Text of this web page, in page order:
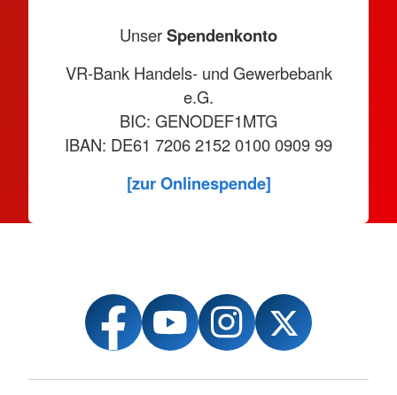
UnserSpendenkonto
VR-Bank Handels- und Gewerbebank
e.G.
BIC: GENODEF1MTG
IBAN: DE61 7206 2152 0100 0909 99
[zur Onlinespende]